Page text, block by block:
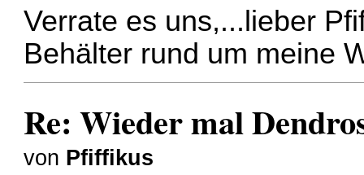
Verrate es uns,...lieber
Behälter rund um meine
Re: Wieder mal
von Pfiffikus